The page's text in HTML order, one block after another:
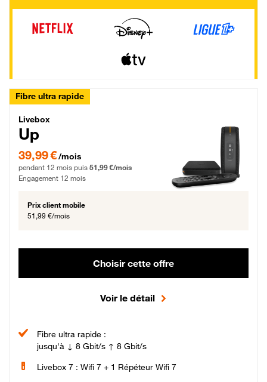
Fibre ultra rapide
Livebox Up Fibre
Livebox
Up
39,99 € par mois pendant 12 mois puis 51,99 € par mois, Engagement 12 mois
39,99 €/mois
pendant 12 mois puis 51,99 €/mois
Engagement 12 mois
Prix client mobile
51,99 €/mois
Choisir cette offre
Voir le détail
Fibre ultra rapide :
jusqu'à ↓ 8 Gbit/s ↑ 8 Gbit/s
Livebox 7 : Wifi 7 + 1 Répéteur Wifi 7